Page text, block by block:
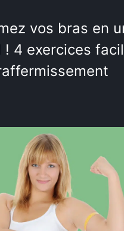
vos bras en
4 exercices